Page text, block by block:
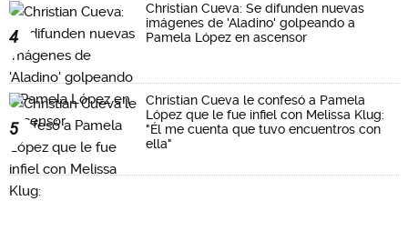
4
Christian Cueva: Se difunden nuevas
imágenes de 'Aladino' golpeando a
Pamela López en ascensor
5
Christian Cueva le confesó a Pamela
López que le fue infiel con Melissa Klug:
"Él me cuenta que tuvo encuentros con
ella"